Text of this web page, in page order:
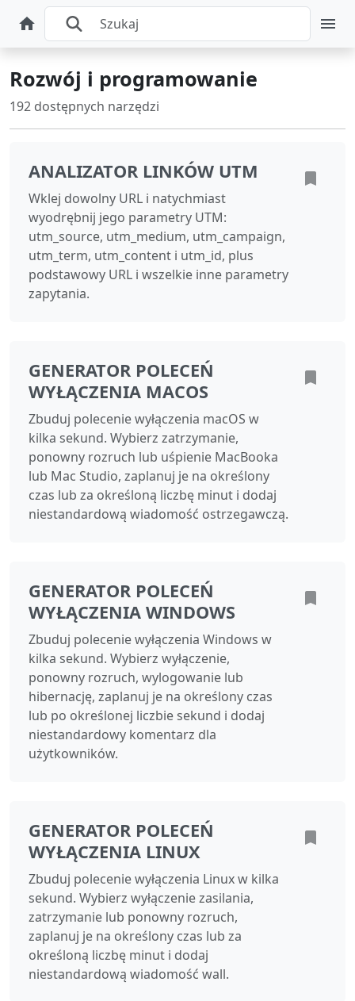
Rozwój i programowanie
192 dostępnych narzędzi
ANALIZATOR LINKÓW UTM
Wklej dowolny URL i natychmiast
wyodrębnij jego parametry UTM:
utm_source, utm_medium, utm_campaign,
utm_term, utm_content i utm_id, plus
podstawowy URL i wszelkie inne parametry
zapytania.
GENERATOR POLECEŃ
WYŁĄCZENIA MACOS
Zbuduj polecenie wyłączenia macOS w
kilka sekund. Wybierz zatrzymanie,
ponowny rozruch lub uśpienie MacBooka
lub Mac Studio, zaplanuj je na określony
czas lub za określoną liczbę minut i dodaj
niestandardową wiadomość ostrzegawczą.
GENERATOR POLECEŃ
WYŁĄCZENIA WINDOWS
Zbuduj polecenie wyłączenia Windows w
kilka sekund. Wybierz wyłączenie,
ponowny rozruch, wylogowanie lub
hibernację, zaplanuj je na określony czas
lub po określonej liczbie sekund i dodaj
niestandardowy komentarz dla
użytkowników.
GENERATOR POLECEŃ
WYŁĄCZENIA LINUX
Zbuduj polecenie wyłączenia Linux w kilka
sekund. Wybierz wyłączenie zasilania,
zatrzymanie lub ponowny rozruch,
zaplanuj je na określony czas lub za
określoną liczbę minut i dodaj
niestandardową wiadomość wall.